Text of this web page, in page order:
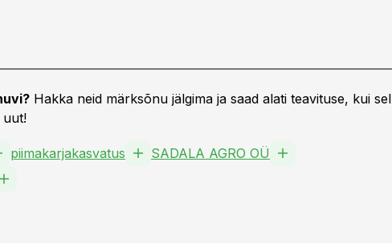
Hakka neid märksõnu jälgima ja saad alati teavituse, kui sel
uut!
piimakarjakasvatus
SADALA AGRO OÜ